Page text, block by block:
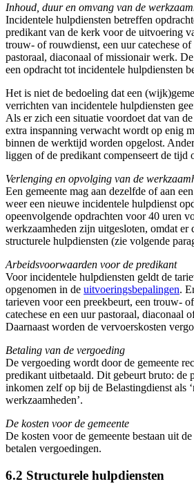
Inhoud, duur en omvang van de
Incidentele hulpdiensten betreffen
predikant van de kerk voor de uitvoering
trouw- of rouwdienst, een uur catechese of
pastoraal, diaconaal of missionair werk.
een opdracht tot incidentele hulpdiensten
Het is niet de bedoeling dat een
verrichten van incidentele hulpdiensten
Als er zich een situatie voordoet dat van
extra inspanning verwacht wordt op enig
binnen de werktijd worden opgelost.
liggen of de predikant compenseert de tijd
Verlenging en opvolging van de
Een gemeente mag aan dezelfde of aan
weer een nieuwe incidentele hulpdienst
opeenvolgende opdrachten voor 40 uren
werkzaamheden zijn uitgesloten, omdat er
structurele hulpdiensten (zie volgende
Arbeidsvoorwaarden voor de predikant
Voor incidentele hulpdiensten geldt de
opgenomen in de uitvoeringsbepalingen.
tarieven voor een preekbeurt, een trouw-
catechese en een uur pastoraal, diaconaal
Daarnaast worden de vervoerskosten
Betaling van de vergoeding
De vergoeding wordt door de gemeente
predikant uitbetaald. Dit gebeurt bruto: de
inkomen zelf op bij de Belastingdienst als
werkzaamheden’.
De kosten voor de gemeente
De kosten voor de gemeente bestaan uit
betalen vergoedingen.
6.2 Structurele hulpdiensten